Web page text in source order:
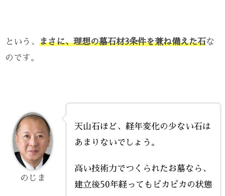
という、 まさに、理想の墓石材3条件を兼ね備えた石な
のです。
天山石ほど、経年変化の少ない石は
あまりないでしょう。
高い技術力でつくられたお墓なら、
建立後50年経ってもピカピカの状態
のじま